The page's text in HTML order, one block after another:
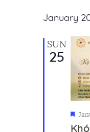
January
SUN
25
F
e